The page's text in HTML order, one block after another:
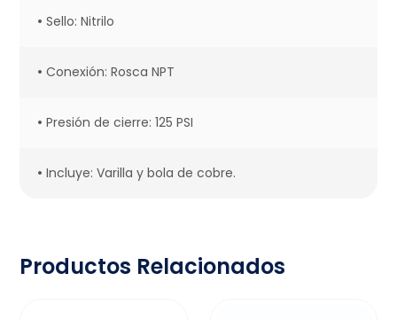
• Sello: Nitrilo
• Conexión: Rosca NPT
• Presión de cierre: 125 PSI
• Incluye: Varilla y bola de cobre.
Productos Relacionados